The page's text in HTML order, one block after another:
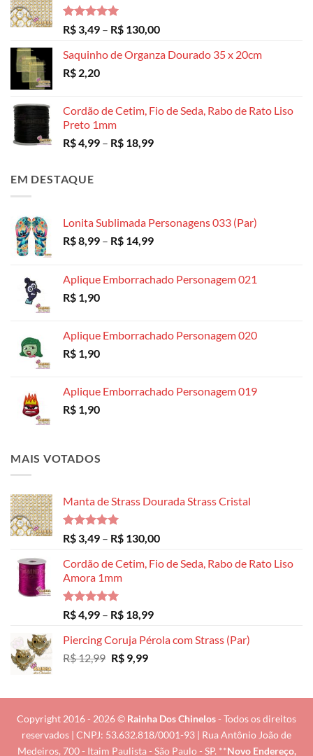
Avaliação
5.00
de 5
R$ 3,49 – R$ 130,00Faixa
preço:
Saquinho de Organza Dourado 35 x 20cm
R$ 2,20
Cordão de Cetim, Fio de Seda, Rabo de Rato Liso
Preto 1mm
R$4,99 – R$ 18,99Faixa
EM DESTAQUE
Lonita Sublimada Personagens 033 (Par)
R$8,99 – R$ 14,99Faixa
R$ 8,99
Aplique Emborrachado Personagem 021
R$ 1,90
Aplique Emborrachado Personagem 020
R$ 1,90
Aplique Emborrachado Personagem 019
R$ 1,90
MAIS VOTADOS
Manta de Strass Dourada Strass Cristal
Avaliação
5.00
de 5
R$ 3,49 – R$ 130,00Faixa
preço:
Cordão de Cetim, Fio de Seda, Rabo de Rato Liso
Amora 1mm
Avaliação
5.00
de 5
R$4,99 – R$ 18,99Faixa
preço:
Piercing Coruja Pérola com Strass (Par)
R$12,99 O
era:
R$ 12,99.
R$9,99O
é:
R$ 9,99.
Copyright 2016 - 2026 © Rainha Dos Chinelos- Todos os direitos
reservados | CNPJ: 53.632.818/0001-93 | Rua Antônio João de
Medeiros, 700 - Itaim Paulista - São Paulo - SP. **Novo Endereço,